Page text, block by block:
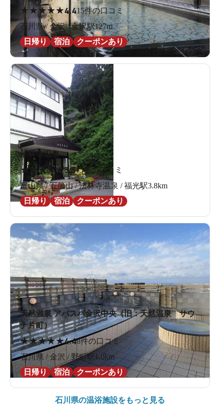
★ ★★★★4.415件の口コミ
石川県 / 金沢 / 金沢駅127m
日帰り
宿泊 クーポンあり
法林寺温泉
★ ★★★★3.515件の口コミ
富山県 / 五箇山 / 法林寺温泉 / 福光駅3.8km
日帰り
宿泊 クーポンあり
天然温泉 アパスパ金沢中央（旧：天然温泉 サウ
ナ片町）
★★★★★4.48件の口コミ
石川県 / 金沢 / 野町駅1.0km
日帰り
宿泊 クーポンあり
石川県の温浴施設をもっと見る